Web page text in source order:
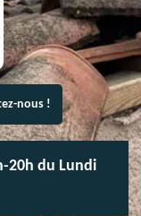
nous !
20h du Lundi